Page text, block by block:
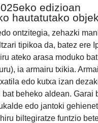
edizioan
hautatutako
ontzitegia, zehazki
tipikoa da, batez ere
ateko arasa moduko
ia armairu txikia.
edo kutxa izan
beheko aldean. Garai
edo jantoki
biltegiratze funtzio